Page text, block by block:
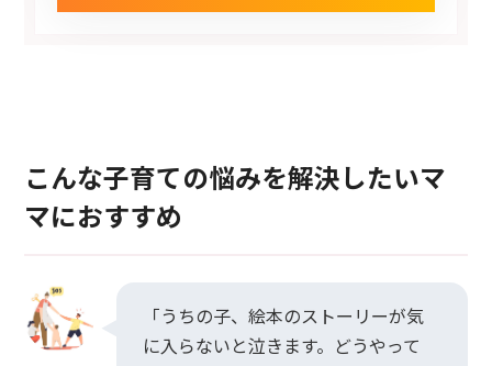
こんな子育ての悩みを解決したいマ
マにおすすめ
「うちの子、絵本のストーリーが気
に入らないと泣きます。どうやって